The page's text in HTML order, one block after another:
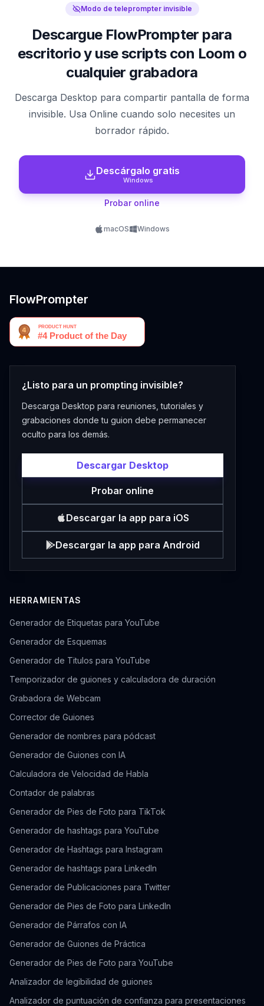
Modo de teleprompter invisible
Descargue FlowPrompter para
escritorio y use scripts con Loom o
cualquier grabadora
Descarga Desktop para compartir pantalla de forma
invisible. Usa Online cuando solo necesites un
borrador rápido.
Descárgalo gratis
Windows
Probar online
macOS Windows
FlowPrompter
¿Listo para un prompting invisible?
Descarga Desktop para reuniones, tutoriales y
grabaciones donde tu guion debe permanecer
oculto para los demás.
Descargar Desktop
Probar online
Descargar la app para iOS
Descargar la app para Android
HERRAMIENTAS
Generador de Etiquetas para YouTube
Generador de Esquemas
Generador de Titulos para YouTube
Temporizador de guiones y calculadora de duración
Grabadora de Webcam
Corrector de Guiones
Generador de nombres para pódcast
Generador de Guiones con IA
Calculadora de Velocidad de Habla
Contador de palabras
Generador de Pies de Foto para TikTok
Generador de hashtags para YouTube
Generador de Hashtags para Instagram
Generador de hashtags para LinkedIn
Generador de Publicaciones para Twitter
Generador de Pies de Foto para LinkedIn
Generador de Párrafos con IA
Generador de Guiones de Práctica
Generador de Pies de Foto para YouTube
Analizador de legibilidad de guiones
Analizador de puntuación de confianza para presentaciones